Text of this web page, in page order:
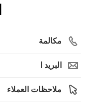
مكالمة
البريد ا
ملاحظات العملاء